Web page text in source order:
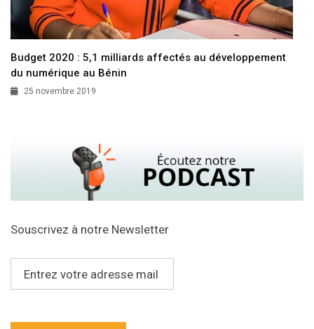
Budget 2020 : 5,1 milliards affectés au développement
du numérique au Bénin
25 novembre 2019
Souscrivez à notre Newsletter